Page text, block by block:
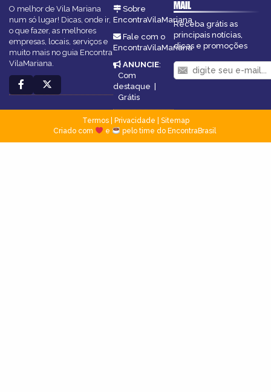
O melhor de Vila Mariana
num só lugar! Dicas, onde ir,
o que fazer, as melhores
empresas, locais, serviços e
muito mais no guia Encontra
VilaMariana.
Sobre
EncontraVilaMariana
Fale com o
EncontraVilaMariana
ANUNCIE:
Com
destaque
Grátis
MAIL
Receba grátis as
principais notícias,
dicas e promoções
Termos| Privacidade
Sitemap
Criado com
e pelo time do EncontraBrasil